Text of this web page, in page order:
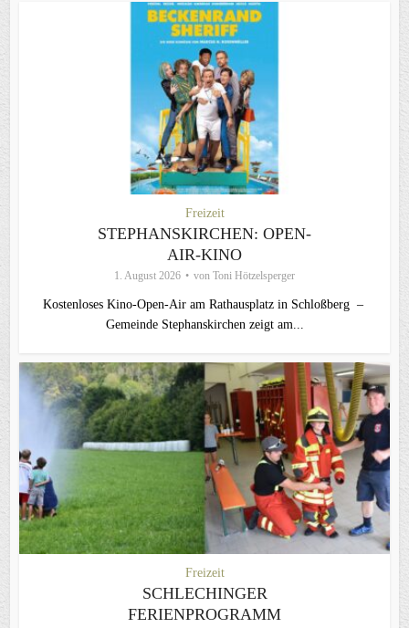
Freizeit
STEPHANSKIRCHEN: OPEN-
AIR-KINO
1. August 2026 von Toni Hötzelsperger
Kostenloses Kino-Open-Air am Rathausplatz in Schloßberg –
Gemeinde Stephanskirchen zeigt am...
Freizeit
SCHLECHINGER
FERIENPROGRAMM